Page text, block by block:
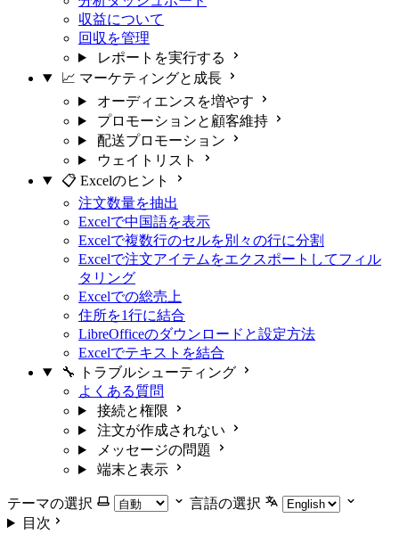
収益について
回収を管理
レポートを実行する
📈 マーケティングと成長
オーディエンスを増やす
プロモーションと顧客維持
配送プロモーション
ウェイトリスト
📋 Excelのヒント
注文数量を抽出
Excelで中国語を表示
Excelで複数行のセルを別々の行に分割
Excelで注文アイテムをエクスポートしてフィル
タリング
Excelでの総売上
住所を1行に結合
LibreOfficeのダウンロードと設定方法
Excelでテキストを結合
🔧 トラブルシューティング
よくある質問
接続と権限
注文が作成されない
メッセージの問題
端末と表示
テーマの選択
言語の選択
目次